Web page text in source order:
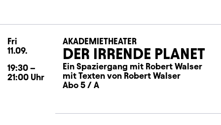
Fri
11.09.
19:30 –
21:00 Uhr
AKADEMIETHEATER
DER IRRENDE PLANET
Ein Spaziergang mit Robert Walser
mit Texten von Robert Walser
Abo 5 / A